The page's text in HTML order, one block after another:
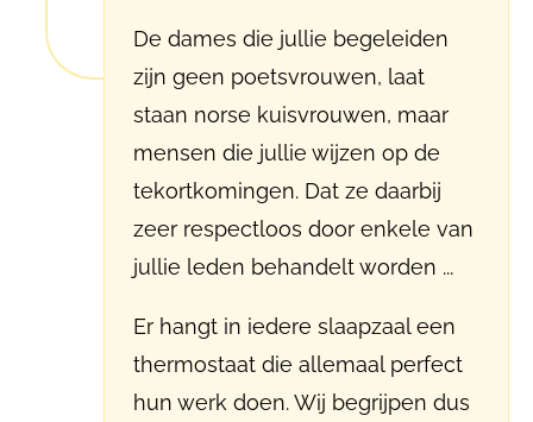
De dames die jullie begeleiden
zijn geen poetsvrouwen, laat
staan norse kuisvrouwen, maar
mensen die jullie wijzen op de
tekortkomingen. Dat ze daarbij
zeer respectloos door enkele van
jullie leden behandelt worden ...
Er hangt in iedere slaapzaal een
thermostaat die allemaal perfect
hun werk doen. Wij begrijpen dus